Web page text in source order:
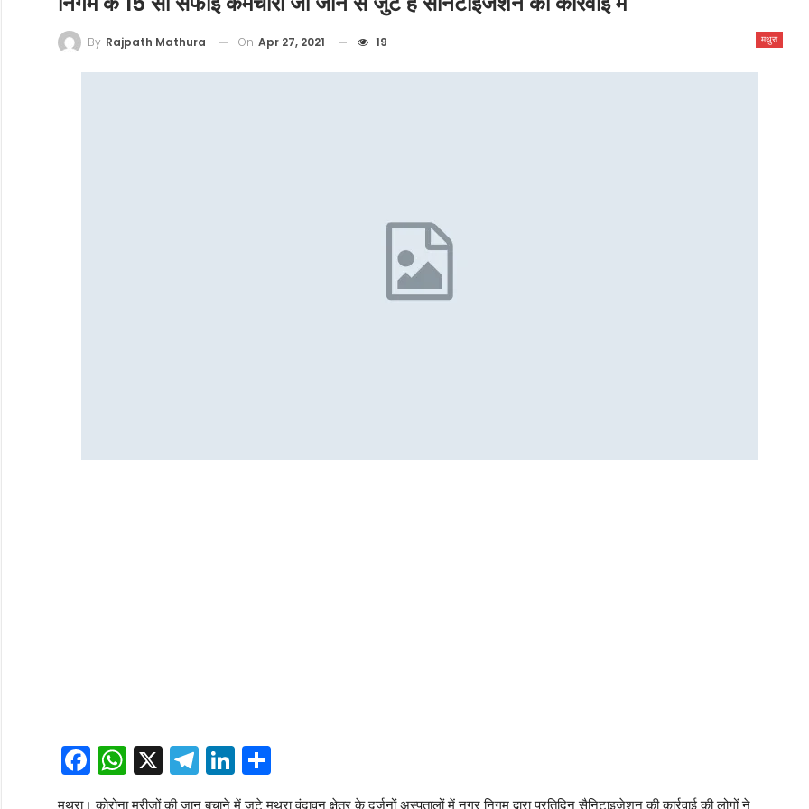
मथुरा
By Rajpath Mathura On Apr 27, 2021 19
Facebook
WhatsApp
X Telegram
LinkedIn
Share
मथुरा। कोरोना मरीजों की जान बचाने में जुटे मथुरा वृंदावन क्षेत्र के दर्जनों अस्पतालों में नगर निगम द्वारा प्रतिदिन सैनिटाइजेशन की कार्रवाई की लोगों ने